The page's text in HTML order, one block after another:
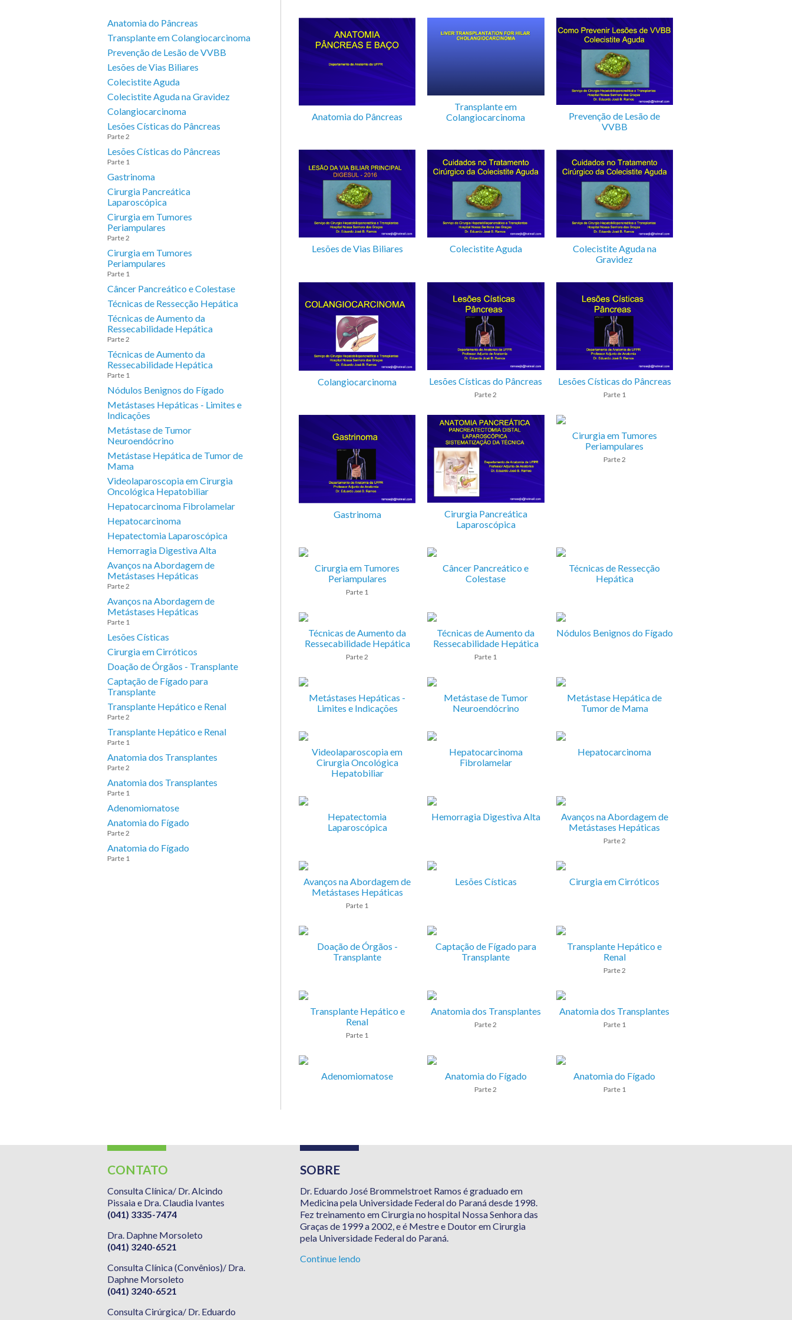
Anatomia do Pâncreas
Transplante em Colangiocarcinoma
Prevenção de Lesão de VVBB
Lesões de Vias Biliares
Colecistite Aguda
Colecistite Aguda na Gravidez
Colangiocarcinoma
Lesões Císticas do Pâncreas
Parte 2
Lesões Císticas do Pâncreas
Parte 1
Gastrinoma
Cirurgia Pancreática
Laparoscópica
Cirurgia em Tumores
Periampulares
Parte 2
Cirurgia em Tumores
Periampulares
Parte 1
Câncer Pancreático e Colestase
Técnicas de Ressecção Hepática
Técnicas de Aumento da
Ressecabilidade Hepática
Parte 2
Técnicas de Aumento da
Ressecabilidade Hepática
Parte 1
Nódulos Benignos do Fígado
Metástases Hepáticas - Limites e
Indicações
Metástase de Tumor
Neuroendócrino
Metástase Hepática de Tumor de
Mama
Videolaparoscopia em Cirurgia
Oncológica Hepatobiliar
Hepatocarcinoma Fibrolamelar
Hepatocarcinoma
Hepatectomia Laparoscópica
Hemorragia Digestiva Alta
Avanços na Abordagem de
Metástases Hepáticas
Parte 2
Avanços na Abordagem de
Metástases Hepáticas
Parte 1
Lesões Císticas
Cirurgia em Cirróticos
Doação de Órgãos - Transplante
Captação de Fígado para
Transplante
Transplante Hepático e Renal
Parte 2
Transplante Hepático e Renal
Parte 1
Anatomia dos Transplantes
Parte 2
Anatomia dos Transplantes
Parte 1
Adenomiomatose
Anatomia do Fígado
Parte 2
Anatomia do Fígado
Parte 1
Anatomia do Pâncreas
Transplante em
Colangiocarcinoma
Prevenção de Lesão de
VVBB
Lesões de Vias Biliares Colecistite Aguda
Colecistite Aguda na
Gravidez
Colangiocarcinoma Lesões Císticas do Pâncreas
Parte 2
Lesões Císticas do Pâncreas
Parte 1
Gastrinoma
Cirurgia Pancreática
Laparoscópica
Cirurgia em Tumores
Periampulares
Parte 2
Cirurgia em Tumores
Periampulares
Parte 1
Câncer Pancreático e
Colestase
Técnicas de Ressecção
Hepática
Técnicas de Aumento da
Ressecabilidade Hepática
Parte 2
Técnicas de Aumento da
Ressecabilidade Hepática
Parte 1
Nódulos Benignos do Fígado
Metástases Hepáticas -
Limites e Indicações
Metástase de Tumor
Neuroendócrino
Metástase Hepática de
Tumor de Mama
Videolaparoscopia em
Cirurgia Oncológica
Hepatobiliar
Hepatocarcinoma
Fibrolamelar
Hepatocarcinoma
Hepatectomia
Laparoscópica
Hemorragia Digestiva Alta
Avanços na Abordagem de
Metástases Hepáticas
Parte 2
Avanços na Abordagem de
Metástases Hepáticas
Parte 1
Lesões Císticas Cirurgia em Cirróticos
Doação de Órgãos -
Transplante
Captação de Fígado para
Transplante
Transplante Hepático e
Renal
Parte 2
Transplante Hepático e
Renal
Parte 1
Anatomia dos Transplantes
Parte 2
Anatomia dos Transplantes
Parte 1
Adenomiomatose Anatomia do Fígado
Parte 2
Anatomia do Fígado
Parte 1
CONTATO
Consulta Clínica/ Dr. Alcindo
Pissaia e Dra. Claudia Ivantes
(041) 3335-7474
Dra. Daphne Morsoleto
(041) 3240-6521
Consulta Clínica (Convênios)/ Dra.
Daphne Morsoleto
(041) 3240-6521
Consulta Cirúrgica/ Dr. Eduardo
SOBRE
Dr. Eduardo José Brommelstroet Ramos é graduado em
Medicina pela Universidade Federal do Paraná desde 1998.
Fez treinamento em Cirurgia no hospital Nossa Senhora das
Graças de 1999 a 2002, e é Mestre e Doutor em Cirurgia
pela Universidade Federal do Paraná.
Continue lendo